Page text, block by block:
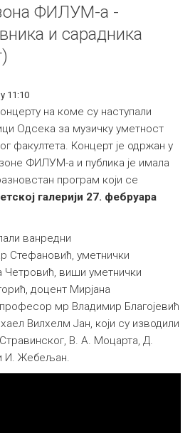
ФИЛУМ-а -
и сарадника
11:10
на коме су наступали
Одсека за музичку уметност
факултета. Концерт је одржан у
ФИЛУМ-а и публика је имала
програм који се
галерији 27. фебруара
ванредни
Стефановић, уметнички
виши уметнички
доцент Мирјана
мр Владимир Благојевић
Вилхелм Јан, који су изводили
В. А. Моцарта, Д.
И. Жебељан.